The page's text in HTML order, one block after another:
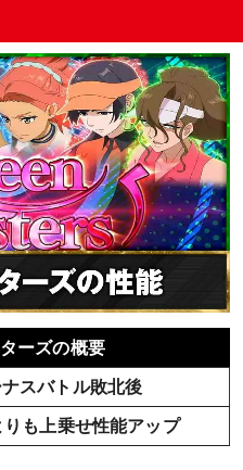
ーズの概要
ナスバトル敗北後
りも上乗せ性能アップ